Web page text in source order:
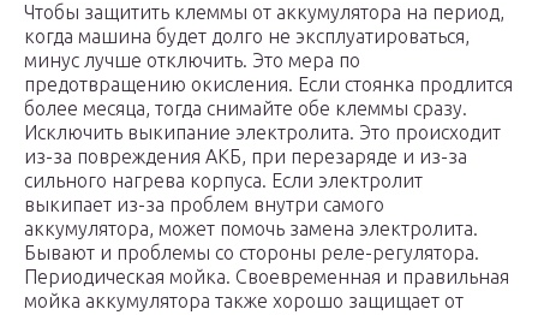
Чтобы защитить клеммы от аккумулятора на период,
когда машина будет долго не эксплуатироваться,
минус лучше отключить. Это мера по
предотвращению окисления. Если стоянка продлится
более месяца, тогда снимайте обе клеммы сразу.
Исключить выкипание электролита. Это происходит
из-за повреждения АКБ, при перезаряде и из-за
сильного нагрева корпуса. Если электролит
выкипает из-за проблем внутри самого
аккумулятора, может помочь замена электролита.
Бывают и проблемы со стороны реле-регулятора.
Периодическая мойка. Своевременная и правильная
мойка аккумулятора также хорошо защищает от